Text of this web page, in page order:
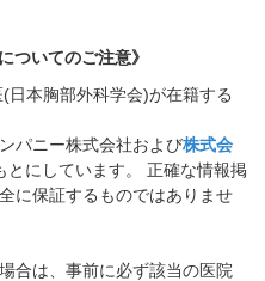
ついてのご注意》
日本胸部外科学会)が在籍する
パニー株式会社および株式会
とにしています。 正確な情報掲
に保証するものではありませ
合は、事前に必ず該当の医院